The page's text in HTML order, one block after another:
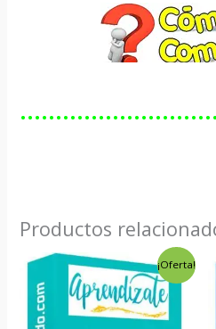
Productos
¡Oferta!
El
precio
original
era:
$97.00.
El
precio
actual
es:
$6.00.